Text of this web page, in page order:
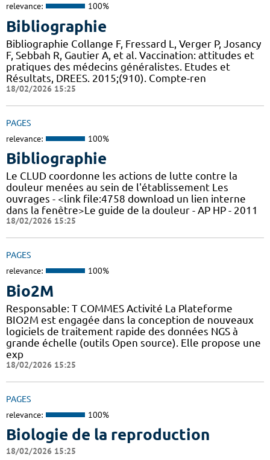
relevance: 100%
Bibliographie
Bibliographie Collange F, Fressard L, Verger P, Josancy
F, Sebbah R, Gautier A, et al. Vaccination: attitudes et
pratiques des médecins généralistes. Etudes et
Résultats, DREES. 2015;(910). Compte-ren
18/02/2026 15:25
PAGES
relevance: 100%
Bibliographie
Le CLUD coordonne les actions de lutte contre la
douleur menées au sein de l'établissement Les
ouvrages - <link file:4758 download un lien interne
dans la fenêtre>Le guide de la douleur - AP HP - 2011
18/02/2026 15:25
PAGES
relevance: 100%
Bio2M
Responsable: T COMMES Activité La Plateforme
BIO2M est engagée dans la conception de nouveaux
logiciels de traitement rapide des données NGS à
grande échelle (outils Open source). Elle propose une
exp
18/02/2026 15:25
PAGES
relevance: 100%
Biologie de la reproduction
18/02/2026 15:25